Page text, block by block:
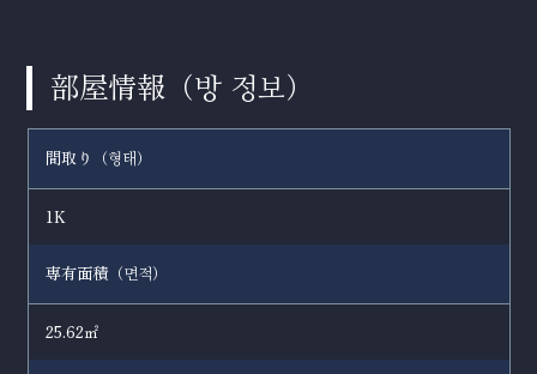
部屋情報（방 정보）
間取り（형태 ）
1K
専有面積（면적）
25.62㎡